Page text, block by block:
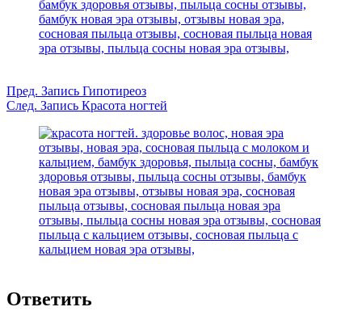
Пред. Запись Гипотиреоз
След. Запись Красота ногтей
Ответить